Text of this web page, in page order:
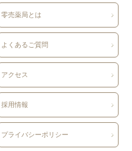
零売薬局とは
よくあるご質問
アクセス
採用情報
プライバシーポリシー